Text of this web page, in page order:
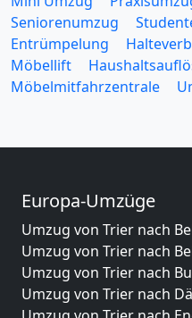
Seniorenumzug
Entrümpelung
Möbellift
Möbelmitfahrzentrale
Europa-Umzüge
Umzug von Trier nach
Umzug von Trier nach
Umzug von Trier nach
Umzug von Trier nach